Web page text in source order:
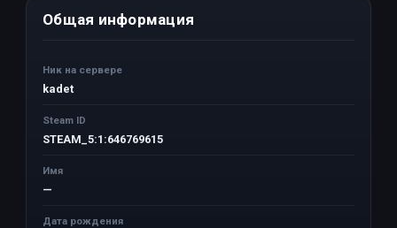
Общая информация
Ник на сервере
kadet
Steam ID
STEAM_5:1:646769615
Имя
—
Дата рождения